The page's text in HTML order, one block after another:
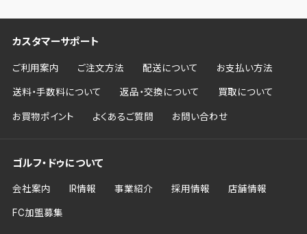
カスタマーサポート
ご利用案内 ご注文方法 配送について お支払い方法
送料・手数料について 返品・交換について 買取について
お買物ポイント よくあるご質問 お問い合わせ
ゴルフ・ドゥについて
会社案内 IR情報 事業紹介 採用情報 店舗情報
FC加盟募集